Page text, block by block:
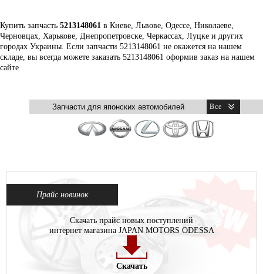
Купить запчасть 5213148061 в Киеве, Львове, Одессе, Николаеве,
Черновцах, Харькове, Днепропетровске, Черкассах, Луцке и других
городах Украины. Если запчасти 5213148061 не окажется на нашем
складе, вы всегда можете заказать 5213148061 оформив заказ на нашем
сайте
Прайс новинок
Скачать прайс новых поступлений
интернет магазина JAPAN MOTORS ODESSA
Скачать